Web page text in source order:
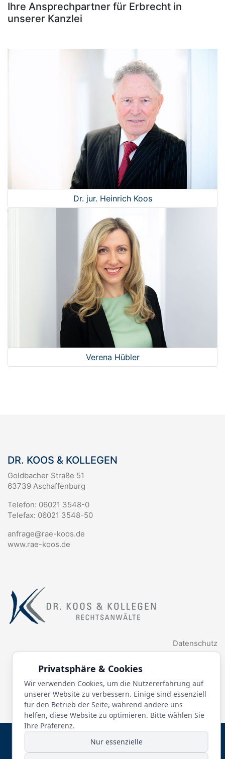
Ihre Ansprechpartner für Erbrecht in
unserer Kanzlei
Dr. jur. Heinrich Koos
Verena Hübler
DR. KOOS & KOLLEGEN
Goldbacher Straße 51
63739 Aschaffenburg
Telefon: 06021 3548-0
Telefax: 06021 3548-50
anfrage@rae-koos.de
www.rae-koos.de
Datenschutz
Fachgebiete
Glossar
© 2026 Dr. Koos & Kollegen | Goldbacher Straße 51, 63739
Aschaffenburg | 06021 3548-0 |Impressum
Privatsphäre & Cookies
Wir verwenden Cookies, um die Nutzererfahrung auf
unserer Website zu verbessern. Einige sind essenziell
für den Betrieb der Seite, während andere uns
helfen, diese Website zu optimieren. Bitte wählen Sie
Ihre Präferenz.
Nur essenzielle